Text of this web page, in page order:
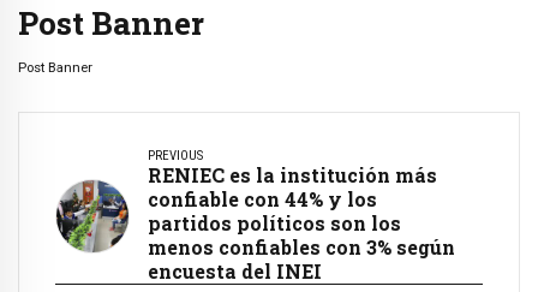
Post Banner
Post Banner
PREVIOUS
RENIEC es la institución más
confiable con 44% y los
partidos políticos son los
menos confiables con 3% según
encuesta del INEI